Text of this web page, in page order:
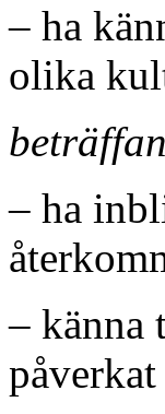
– ha
olika
– ha
– känna